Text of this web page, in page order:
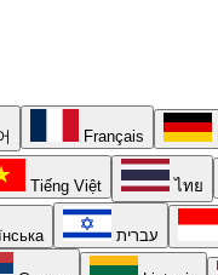
Français
Tiếng Việt ไทย
עברית